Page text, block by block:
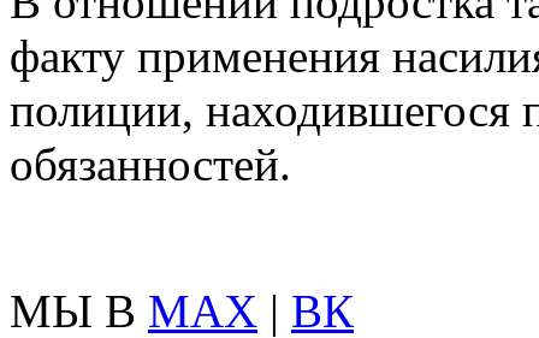
факту применения
полиции, находившегося
обязанностей.
МЫ В MAX | ВК